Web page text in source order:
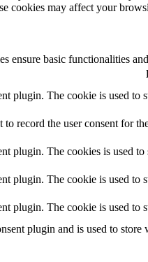
cookies may affect your
ensure basic functionalities
plugin. The cookie is used to
record the user consent for
plugin. The cookies is used
plugin. The cookie is used to
plugin. The cookie is used to
plugin and is used to store